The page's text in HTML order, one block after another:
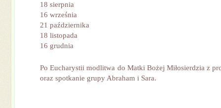
18 sierpnia
16 września
21 października
18 listopada
16 grudnia
Po Eucharystii modlitwa do Matki Bożej Miłosierdzia z
oraz spotkanie grupy Abraham i Sara.